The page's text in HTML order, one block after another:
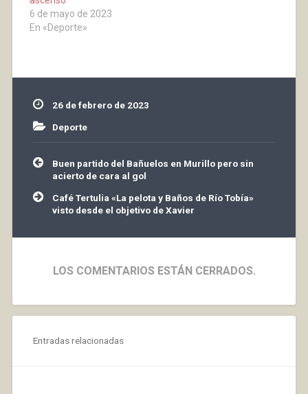
6 de mayo de 2023
En «Deporte»
26 de febrero de 2023
Deporte
Navegación
de
entradas
Buen partido del Bañuelos en Murillo pero sin
acierto de cara al gol
Café Tertulia «La pelota y Baños de Río Tobía»
visto desde el objetivo de Xavier
LOS COMENTARIOS ESTÁN CERRADOS.
Entradas relacionadas